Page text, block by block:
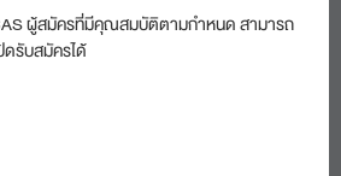
ผู้สมัครที่มีคุณสมบัติตามกำหนด สามารถ
ดรับสมัครได้